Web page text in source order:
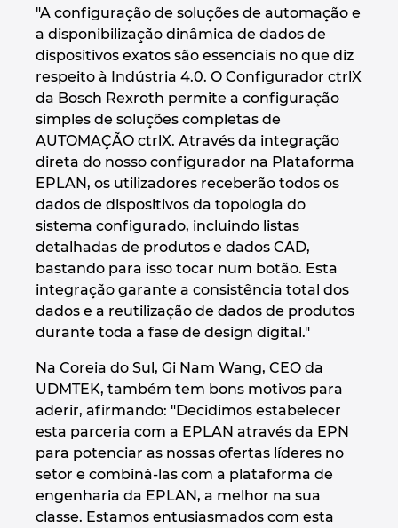
"A configuração de soluções de automação e
a disponibilização dinâmica de dados de
dispositivos exatos são essenciais no que diz
respeito à Indústria 4.0. O Configurador ctrlX
da Bosch Rexroth permite a configuração
simples de soluções completas de
AUTOMAÇÃO ctrlX. Através da integração
direta do nosso configurador na Plataforma
EPLAN, os utilizadores receberão todos os
dados de dispositivos da topologia do
sistema configurado, incluindo listas
detalhadas de produtos e dados CAD,
bastando para isso tocar num botão. Esta
integração garante a consistência total dos
dados e a reutilização de dados de produtos
durante toda a fase de design digital."
Na Coreia do Sul, Gi Nam Wang, CEO da
UDMTEK, também tem bons motivos para
aderir, afirmando: "Decidimos estabelecer
esta parceria com a EPLAN através da EPN
para potenciar as nossas ofertas líderes no
setor e combiná-las com a plataforma de
engenharia da EPLAN, a melhor na sua
classe. Estamos entusiasmados com esta